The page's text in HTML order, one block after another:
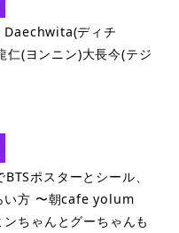
ディチ
仁(ヨンニン)大長今(テジ
ポスターとシール、
い方 〜朝cafe yolum
ちゃんとグーちゃんも